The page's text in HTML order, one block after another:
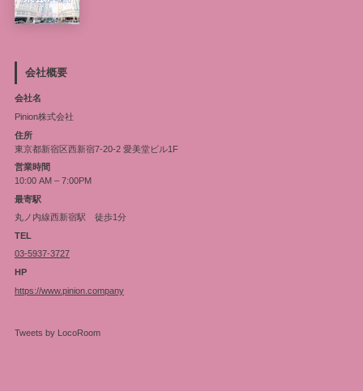
会社概要
会社名
Pinion株式会社
住所
東京都新宿区西新宿7-20-2 愛美堂ビル1F
営業時間
10:00 AM – 7:00PM
最寄駅
丸ノ内線西新宿駅 徒歩1分
TEL
03-5937-3727
HP
https://www.pinion.company
Tweets by LocoRoom